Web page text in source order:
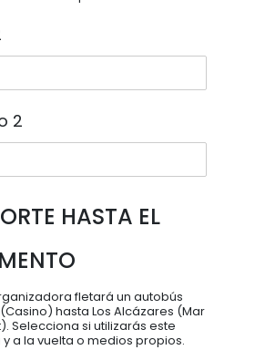
2
HASTA EL
fletará un autobús
hasta Los Alcázares (Mar
Selecciona si utilizarás este
a la vuelta o medios propios.